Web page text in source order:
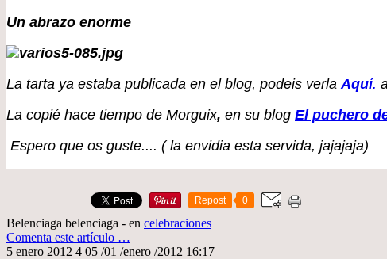
Un abrazo enorme
La tarta ya estaba publicada en el blog, podeis verla Aquí.
La copié hace tiempo de Morguix, en su blog El puchero
Espero que os guste.... ( la envidia esta servida, jajajaja)
Repost 0
Belenciaga belenciaga - en celebraciones
Comenta este artículo …
5 enero 2012 4 05 /01 /enero /2012 16:17